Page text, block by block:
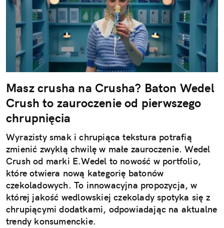
Masz crusha na Crusha? Baton Wedel
Crush to zauroczenie od pierwszego
chrupnięcia
Wyrazisty smak i chrupiąca tekstura potrafią
zmienić zwykłą chwilę w małe zauroczenie. Wedel
Crush od marki E.Wedel to nowość w portfolio,
które otwiera nową kategorię batonów
czekoladowych. To innowacyjna propozycja, w
której jakość wedlowskiej czekolady spotyka się z
chrupiącymi dodatkami, odpowiadając na aktualne
trendy konsumenckie.